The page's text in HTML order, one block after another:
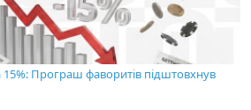
Програш фаворитів підштовхнув